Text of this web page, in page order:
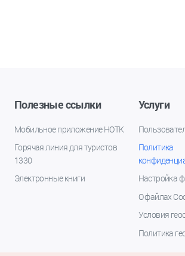
Полезные ссылки
Мобильное приложение НОТК
Горячая линия для туристов
1330
Электронные книги
Услуги
Политика
Настройка
О файлах
Условия
Политика